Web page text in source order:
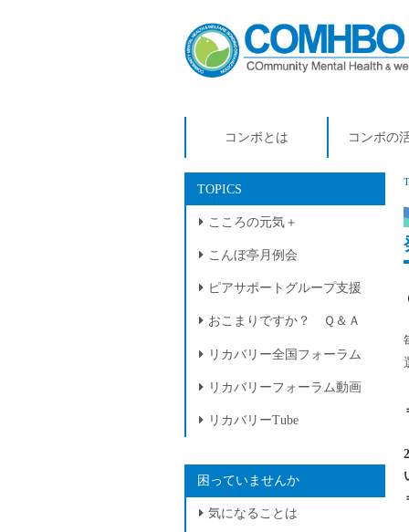
コンボとは コンボの
TOPICS
こころの元気＋
こんぼ亭月例会
ピアサポートグループ支援
おこまりですか？ Ｑ＆Ａ
リカバリー全国フォーラム
リカバリーフォーラム動画
リカバリーTube
困っていませんか
気になることは